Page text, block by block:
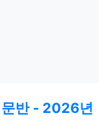
반 - 2026년